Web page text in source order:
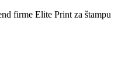
firme Elite Print za štampu